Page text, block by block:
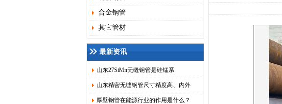
合金钢管
其它管材
最新资讯
山东27SiMn无缝钢管是硅锰系
山东精密无缝钢管尺寸精度高、内外
厚壁钢管在能源行业的作用是什么？